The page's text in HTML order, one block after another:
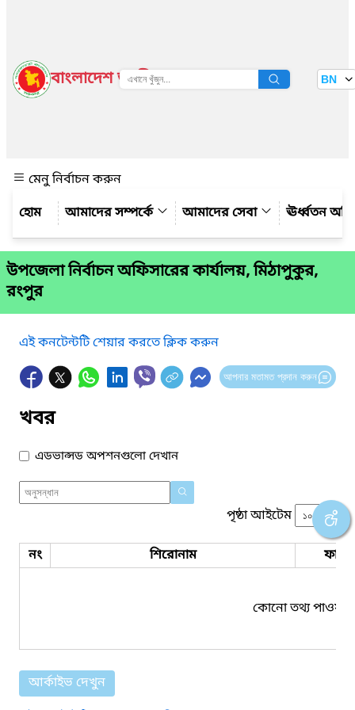
বাংলাদেশ জাতীয় তথ্য বাতায়ন BN
মেনু নির্বাচন করুন
আমাদের সম্পর্কে
আমাদের সেবা ঊর্ধ্বতন
উপজেলা নির্বাচন অফিসারের কার্যালয়, মিঠাপুকুর,
রংপুর
এই কনটেন্টটি শেয়ার করতে ক্লিক করুন
আপনার মতামত প্রদান করুন
খবর
এডভান্সড অপশনগুলো দেখান
পৃষ্ঠা আইটেম
নং শিরোনাম ফাইল
কোনো তথ্য পাওয়া
আর্কাইভ দেখুন